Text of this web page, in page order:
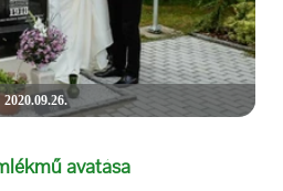
2020.09.26.
avatása